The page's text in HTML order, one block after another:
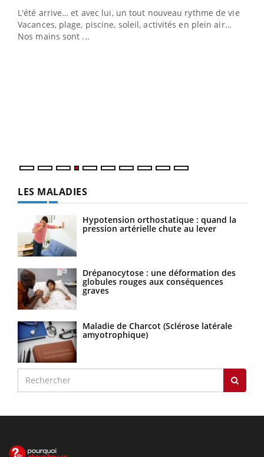
L'été arrive… et avec lui, un tout nouveau rythme de vie !
Vacances, plage, piscine, soleil, activités en plein air…
Nos mains sont ...
LES MALADIES
Hypotension orthostatique : quand la
pression artérielle chute au lever
Drépanocytose : une déformation des
globules rouges aux conséquences
graves
Maladie de Charcot (Sclérose latérale
amyotrophique)